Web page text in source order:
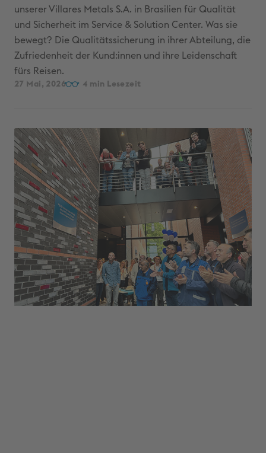
unserer Villares Metals S.A. in Brasilien für Qualität
und Sicherheit im Service & Solution Center. Was sie
bewegt? Die Qualitätssicherung in ihrer Abteilung, die
Zufriedenheit der Kund:innen und ihre Leidenschaft
fürs Reisen.
27 Mai, 2026 4